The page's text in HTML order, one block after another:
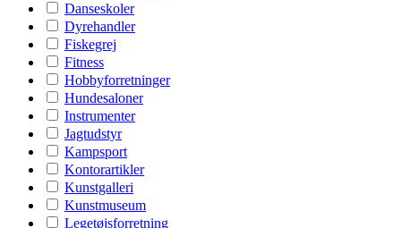
Danseskoler
Dyrehandler
Fiskegrej
Fitness
Hobbyforretninger
Hundesaloner
Instrumenter
Jagtudstyr
Kampsport
Kontorartikler
Kunstgalleri
Kunstmuseum
Legetøjsforretning